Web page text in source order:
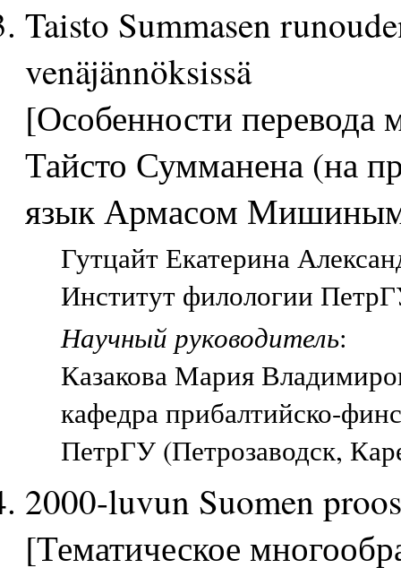
Taisto Summasen
venäjännöksissä
[Особенности перевода
Тайсто Сумманена (на
язык Армасом
Гутцайт Екатерина
Институт филологии
Научный руководитель:
Казакова Мария
кафедра прибалтийско-
ПетрГУ (Петрозаводск,
2000-luvun Suomen
[Тематическое